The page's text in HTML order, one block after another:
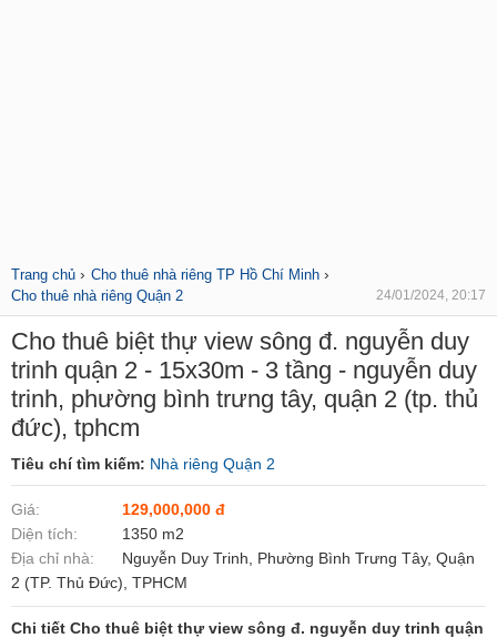
Trang chủ › Cho thuê nhà riêng TP Hồ Chí Minh ›
Cho thuê nhà riêng Quận 2 24/01/2024, 20:17
Cho thuê biệt thự view sông đ. nguyễn duy
trinh quận 2 - 15x30m - 3 tầng - nguyễn duy
trinh, phường bình trưng tây, quận 2 (tp. thủ
đức), tphcm
Tiêu chí tìm kiếm: Nhà riêng Quận 2
Giá:
129,000,000 đ
Diện tích:
1350 m2
Địa chỉ nhà:
Nguyễn Duy Trinh, Phường Bình Trưng Tây, Quận
2 (TP. Thủ Đức), TPHCM
Chi tiết Cho thuê biệt thự view sông đ. nguyễn duy trinh quận